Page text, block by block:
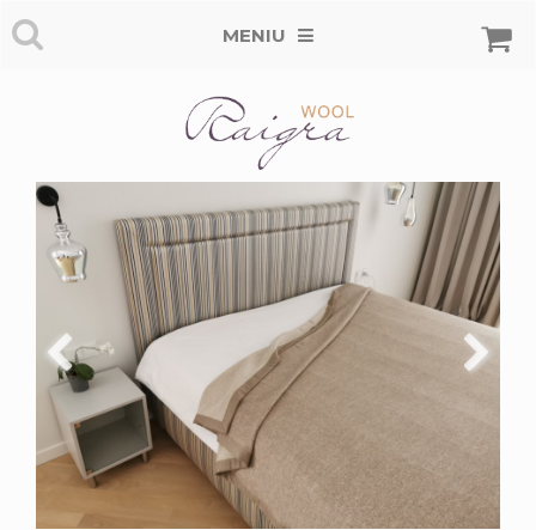
MENIU